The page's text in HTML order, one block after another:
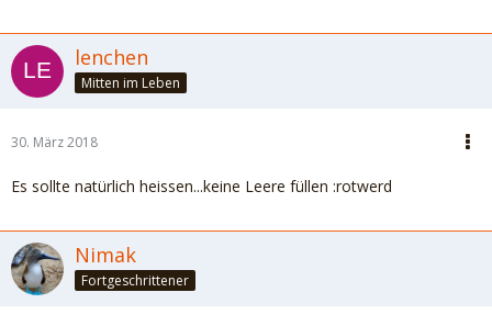
lenchen
Mitten im Leben
30. März 2018
Es sollte natürlich heissen...keine Leere füllen :rotwerd
Nimak
Fortgeschrittener